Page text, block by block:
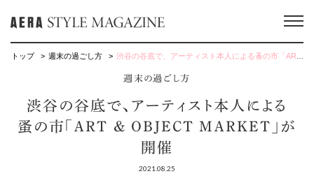
トップ 週末の過ごし方 渋谷の谷底で、アーティスト本人による蚤の市「ART & OBJECT MARKET」が開催
週末の過ごし方
渋谷の谷底で、アーティスト本人による
蚤の市「ART & OBJECT MARKET」が
開催
2021.08.25